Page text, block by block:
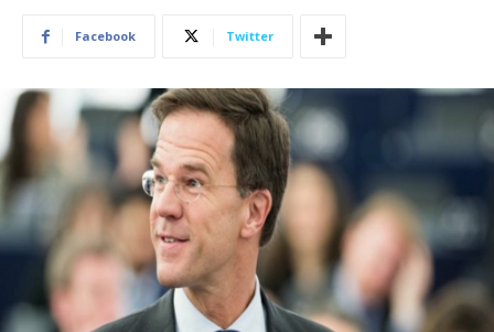
Facebook Twitter